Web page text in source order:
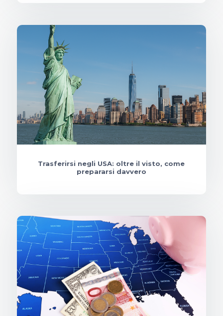
Trasferirsi negli USA: oltre il visto, come
prepararsi davvero